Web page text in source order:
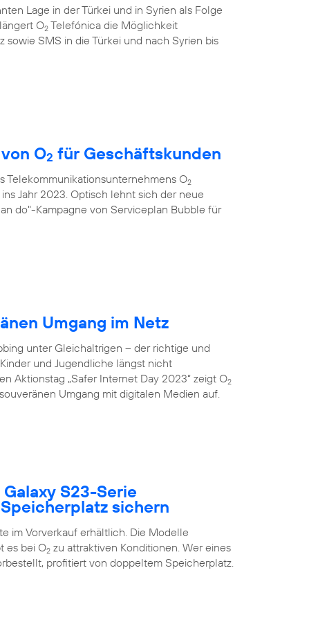
Lage in der Türkei und in Syrien als Folge
O2 Telefónica die Möglichkeit
SMS in die Türkei und nach Syrien bis
O2 für Geschäftskunden
Telekommunikationsunternehmens O2
Jahr 2023. Optisch lehnt sich der neue
do"-Kampagne von Serviceplan Bubble für
Umgang im Netz
unter Gleichaltrigen – der richtige und
und Jugendliche längst nicht
Aktionstag „Safer Internet Day 2023“ zeigt O2
Umgang mit digitalen Medien auf.
S23-Serie
sichern
im Vorverkauf erhältlich. Die Modelle
es bei O2 zu attraktiven Konditionen. Wer eines
profitiert von doppeltem Speicherplatz.